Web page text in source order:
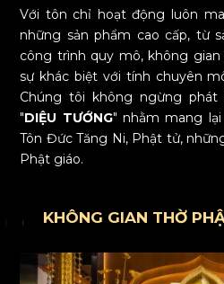
Với tôn chỉ hoạt động luôn
những sản phẩm cao cấp, từ
công trình quy mô, không
sự khác biệt với tính chuyên
Chúng tôi không ngừng phát
"DIỆU TƯỚNG" nhằm mang
Tôn Đức Tăng Ni, Phật tử,
Phật giáo.
KHÔNG GIAN THỜ